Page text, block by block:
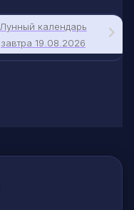
Лунный календарь
завтра 19.08.2026